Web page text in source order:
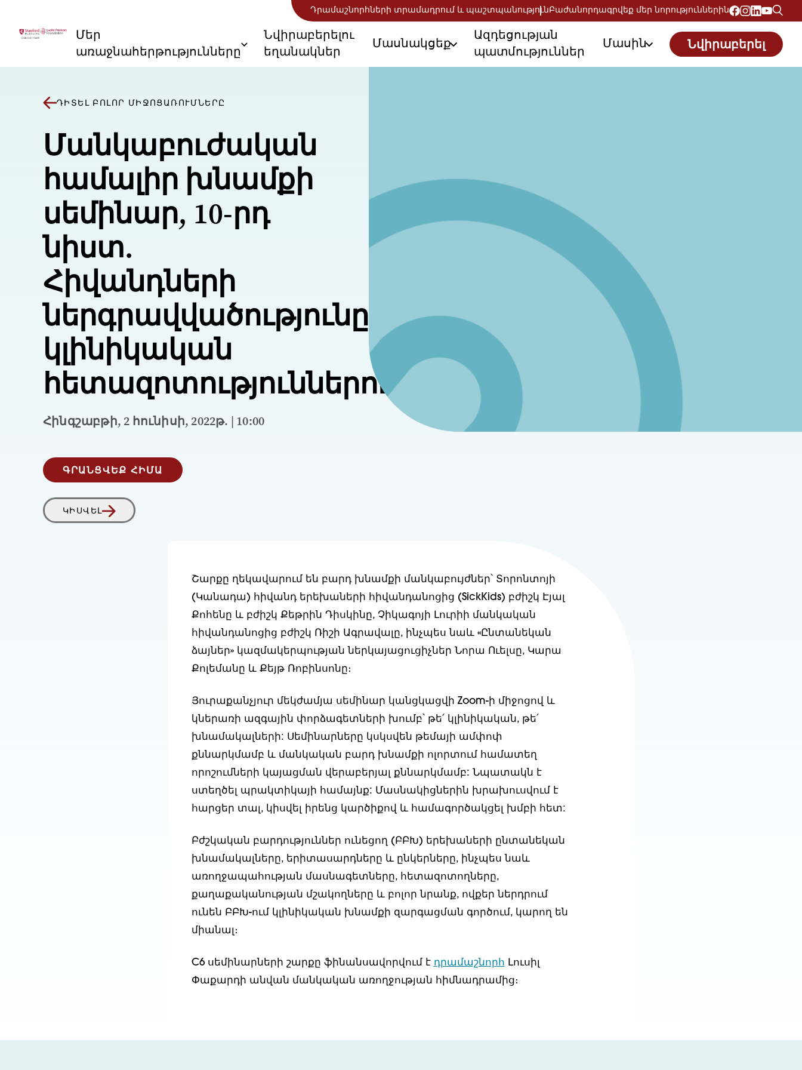
Դրամաշնորհների տրամադրում և պաշտպանությունԲաժանորդագրվեք մեր նորություններին
Մեր
առաջնահերթությունները
Նվիրաբերելու
եղանակներ
Մասնակցեք
Ազդեցության
պատմություններ
Մասին Նվիրաբերել
ԴԻՏԵԼ ԲՈԼՈՐ ՄԻՋՈՑԱՌՈՒՄՆԵՐԸ
Մանկաբուժական
համալիր խնամքի
սեմինար, 10-րդ
նիստ.
Հիվանդների
ներգրավվածությունը
կլինիկական
հետազոտություններում
Հինգշաբթի, 2 հունիսի, 2022թ. | 10:00
ԳՐԱՆՑՎԵՔ ՀԻՄԱ
ԿԻՍՎԵԼ
Շարքը ղեկավարում են բարդ խնամքի մանկաբույժներ՝ Տորոնտոյի
(Կանադա) հիվանդ երեխաների հիվանդանոցից (SickKids) բժիշկ Էյալ
Քոհենը և բժիշկ Քեթրին Դիսկինը, Չիկագոյի Լուրիի մանկական
հիվանդանոցից բժիշկ Ռիշի Ագրավալը, ինչպես նաև «Ընտանեկան
ձայներ» կազմակերպության ներկայացուցիչներ Նորա Ուելսը, Կարա
Քոլեմանը և Քեյթ Ռոբինսոնը։
Յուրաքանչյուր մեկժամյա սեմինար կանցկացվի Zoom-ի միջոցով և
կներառի ազգային փորձագետների խումբ՝ թե՛ կլինիկական, թե՛
խնամակալների: Սեմինարները կսկսվեն թեմայի ամփոփ
քննարկմամբ և մանկական բարդ խնամքի ոլորտում համատեղ
որոշումների կայացման վերաբերյալ քննարկմամբ: Նպատակն է
ստեղծել պրակտիկայի համայնք: Մասնակիցներին խրախուսվում է
հարցեր տալ, կիսվել իրենց կարծիքով և համագործակցել խմբի հետ:
Բժշկական բարդություններ ունեցող (ԲԲԽ) երեխաների ընտանեկան
խնամակալները, երիտասարդները և ընկերները, ինչպես նաև
առողջապահության մասնագետները, հետազոտողները,
քաղաքականության մշակողները և բոլոր նրանք, ովքեր ներդրում
ունեն ԲԲԽ-ում կլինիկական խնամքի զարգացման գործում, կարող են
միանալ։
C6 սեմինարների շարքը ֆինանսավորվում է դրամաշնորհ Լուսիլ
Փաքարդի անվան մանկական առողջության հիմնադրամից։